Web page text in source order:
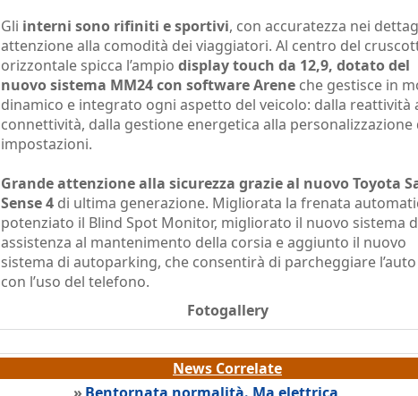
Gli interni sono rifiniti e sportivi, con accuratezza nei
attenzione alla comodità dei viaggiatori. Al centro del
orizzontale spicca l’ampio display touch da 12,9, dotato del
nuovo sistema MM24 con software Arene che gestisce in
dinamico e integrato ogni aspetto del veicolo: dalla reattività
connettività, dalla gestione energetica alla personalizzazione
impostazioni.
Grande attenzione alla sicurezza grazie al nuovo Toyota
Sense 4 di ultima generazione. Migliorata la frenata
potenziato il Blind Spot Monitor, migliorato il nuovo sistema
assistenza al mantenimento della corsia e aggiunto il nuovo
sistema di autoparking, che consentirà di parcheggiare
con l’uso del telefono.
Fotogallery
News Correlate